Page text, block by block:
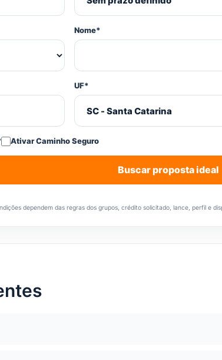
Nome*
UF*
Ativar Caminho Seguro
Buscar proposta ideal
dependem das regras dos grupos, crédito solicitado, lance, perfil e